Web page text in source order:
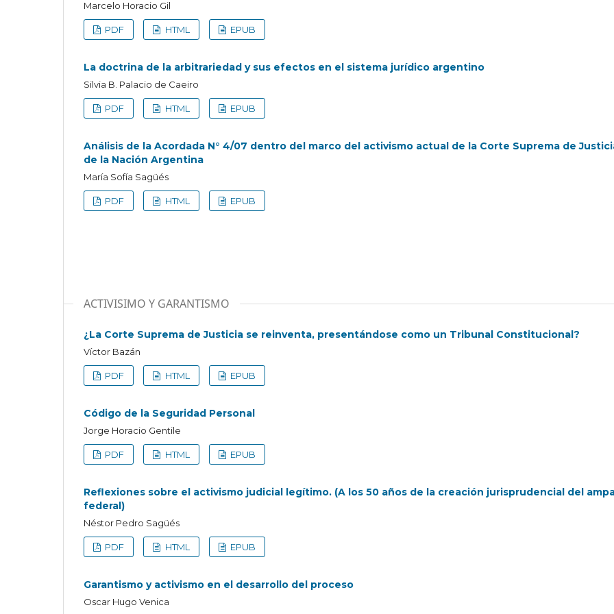
Marcelo Horacio Gil
PDF HTML EPUB
La doctrina de la arbitrariedad y sus efectos en el sistema jurídico argentino
Silvia B. Palacio de Caeiro
PDF HTML EPUB
Análisis de la Acordada N° 4/07 dentro del marco del activismo actual de la Corte Suprema de
de la Nación Argentina
María Sofía Sagüés
PDF HTML EPUB
ACTIVISIMO Y GARANTISMO
¿La Corte Suprema de Justicia se reinventa, presentándose como un Tribunal Constitucional?
Víctor Bazán
PDF HTML EPUB
Código de la Seguridad Personal
Jorge Horacio Gentile
PDF HTML EPUB
Reflexiones sobre el activismo judicial legítimo. (A los 50 años de la creación jurisprudencial del
federal)
Néstor Pedro Sagüés
PDF HTML EPUB
Garantismo y activismo en el desarrollo del proceso
Oscar Hugo Venica